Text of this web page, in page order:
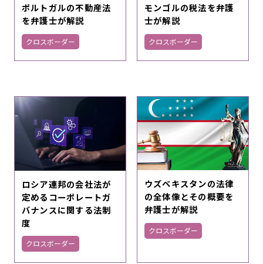
ポルトガルの不動産法
を弁護士が解説
クロスボーダー
モンゴルの税法を弁護
士が解説
クロスボーダー
ロシア連邦の会社法が
定めるコーポレートガ
バナンスに関する法制
度
クロスボーダー
ウズベキスタンの法律
の全体像とその概要を
弁護士が解説
クロスボーダー